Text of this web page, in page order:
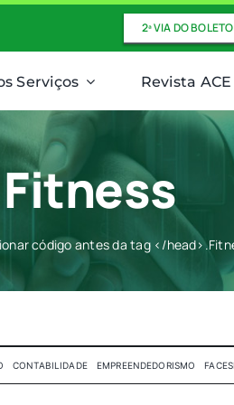
2ª VIA DO BOLETO
Serviços Revista ACE
Fitness
código antes da tag </head>.
CONTABILIDADE EMPREENDEDORISMO